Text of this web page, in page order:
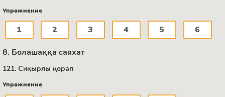
Упражнение
1 2 3 4 5 6
8. Болашаққа саяхат
121. Сиқырлы қорап
Упражнение